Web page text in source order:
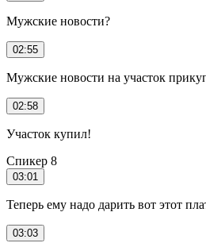
Мужские новости?
02:55
Мужские новости на участок
02:58
Участок купил!
Спикер 8
03:01
Теперь ему надо дарить вот этот
03:03